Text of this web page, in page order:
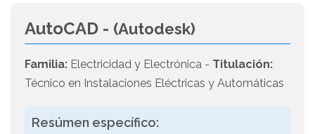
AutoCAD - (Autodesk)
Familia: Electricidad y Electrónica - Titulación:
Técnico en Instalaciones Eléctricas y Automáticas
Resúmen específico: